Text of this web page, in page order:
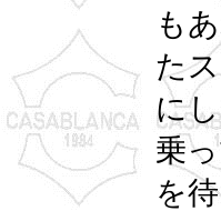
も
た
に
乗
を